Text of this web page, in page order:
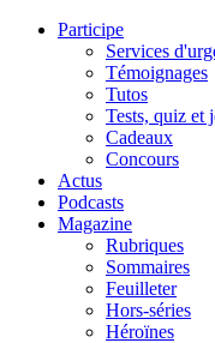
Participe
Services
Témoignages
Tutos
Tests, quiz et
Cadeaux
Concours
Actus
Podcasts
Magazine
Rubriques
Sommaires
Feuilleter
Hors-séries
Héroïnes